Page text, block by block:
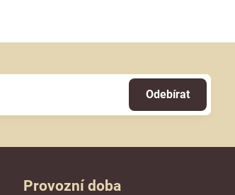
Odebírat
Provozní doba